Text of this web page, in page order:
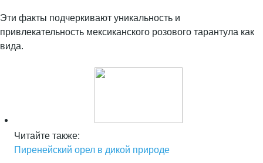
Эти факты подчеркивают уникальность и
привлекательность мексиканского розового тарантула как
вида.
Читайте также:
Пиренейский орел в дикой природе